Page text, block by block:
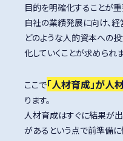
目的を明確化することが重
自社の業績発展に向け、
どのような人的資本への
化していくことが求められま
ここで「人材育成」が
ります。
人材育成はすぐに結果が
があるという点で前準備に